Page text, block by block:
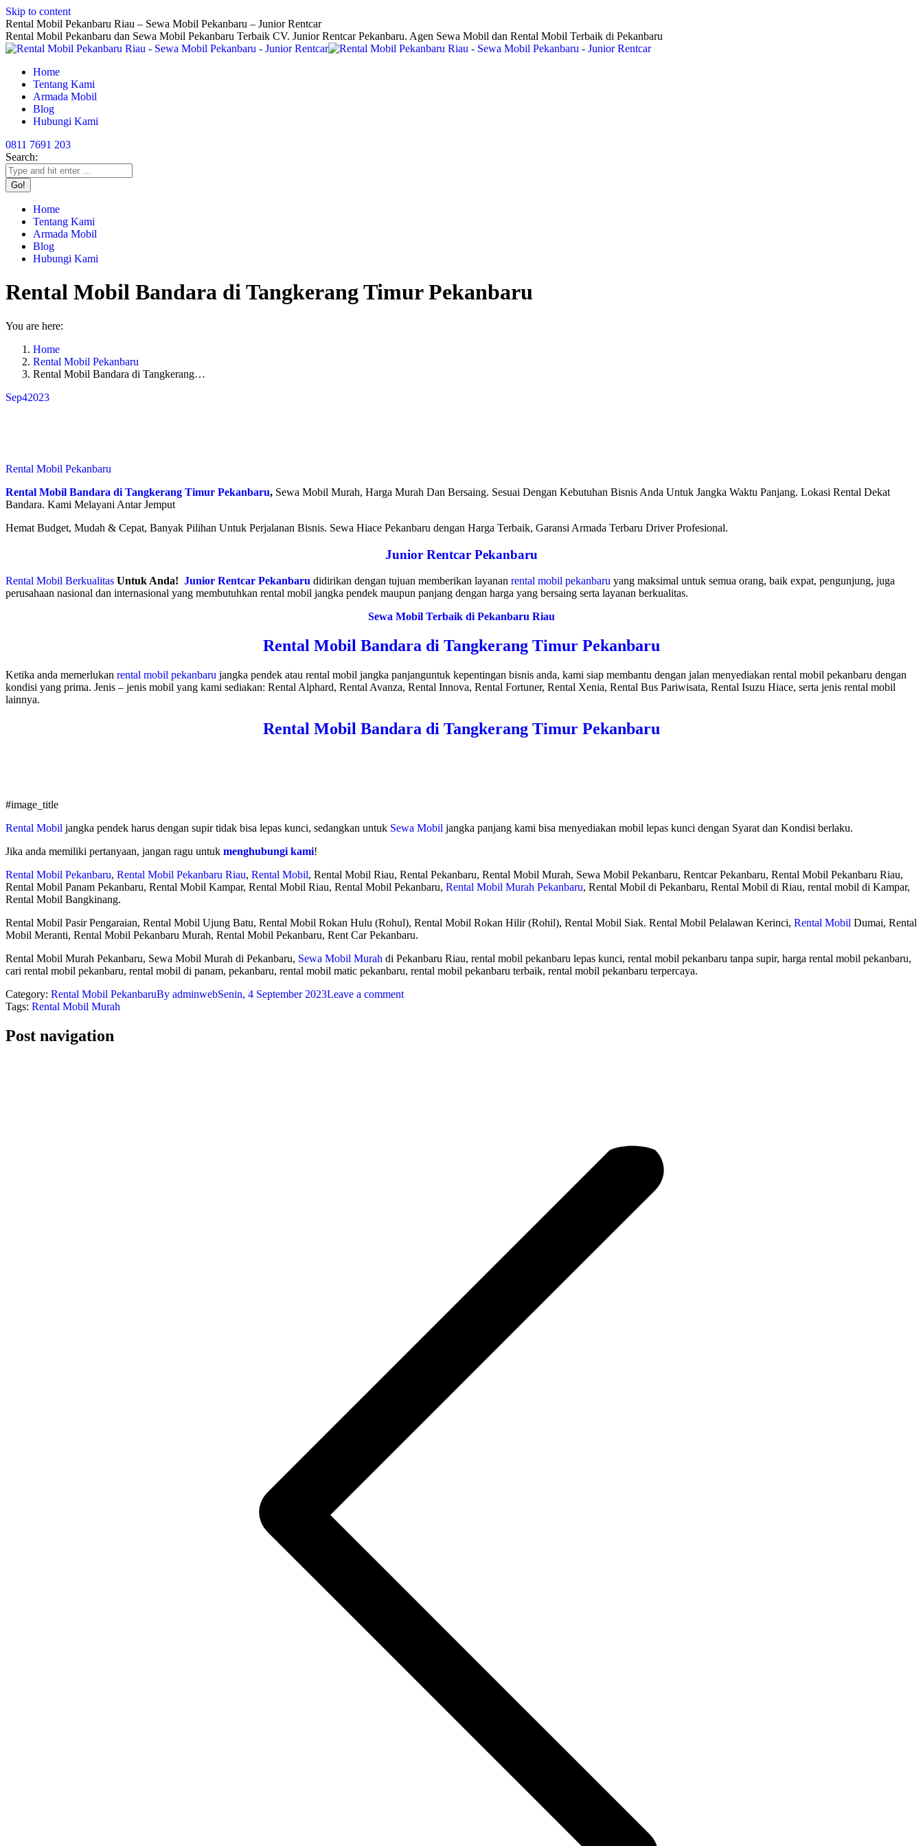
Skip to content
Rental Mobil Pekanbaru Riau – Sewa Mobil Pekanbaru – Junior Rentcar
Rental Mobil Pekanbaru dan Sewa Mobil Pekanbaru Terbaik CV. Junior Rentcar Pekanbaru. Agen Sewa Mobil dan Rental Mobil Terbaik di Pekanbaru
Home
Tentang Kami
Armada Mobil
Blog
Hubungi Kami
0811 7691 203
Search:
Home
Tentang Kami
Armada Mobil
Blog
Hubungi Kami
Rental Mobil Bandara di Tangkerang Timur Pekanbaru
You are here:
Home
Rental Mobil Pekanbaru
Rental Mobil Bandara di Tangkerang…
Sep42023
Rental Mobil Pekanbaru
Rental Mobil Bandara di Tangkerang Timur Pekanbaru, Sewa Mobil Murah, Harga Murah Dan Bersaing. Sesuai Dengan Kebutuhan Bisnis Anda Untuk Jangka Waktu Panjang. Lokasi Rental Dekat
Bandara. Kami Melayani Antar Jemput
Hemat Budget, Mudah & Cepat, Banyak Pilihan Untuk Perjalanan Bisnis. Sewa Hiace Pekanbaru dengan Harga Terbaik, Garansi Armada Terbaru Driver Profesional.
Junior Rentcar Pekanbaru
Rental Mobil Berkualitas Untuk Anda! Junior Rentcar Pekanbaru didirikan dengan tujuan memberikan layanan rental mobil pekanbaru yang maksimal untuk semua orang, baik expat, pengunjung, juga
perusahaan nasional dan internasional yang membutuhkan rental mobil jangka pendek maupun panjang dengan harga yang bersaing serta layanan berkualitas.
Sewa Mobil Terbaik di Pekanbaru Riau
Rental Mobil Bandara di Tangkerang Timur Pekanbaru
Ketika anda memerlukan rental mobil pekanbaru jangka pendek atau rental mobil jangka panjanguntuk kepentingan bisnis anda, kami siap membantu dengan jalan menyediakan rental mobil pekanbaru dengan
kondisi yang prima. Jenis – jenis mobil yang kami sediakan: Rental Alphard, Rental Avanza, Rental Innova, Rental Fortuner, Rental Xenia, Rental Bus Pariwisata, Rental Isuzu Hiace, serta jenis rental mobil
lainnya.
Rental Mobil Bandara di Tangkerang Timur Pekanbaru
#image_title
Rental Mobil jangka pendek harus dengan supir tidak bisa lepas kunci, sedangkan untuk Sewa Mobil jangka panjang kami bisa menyediakan mobil lepas kunci dengan Syarat dan Kondisi berlaku.
Jika anda memiliki pertanyaan, jangan ragu untuk menghubungi kami!
Rental Mobil Pekanbaru, Rental Mobil Pekanbaru Riau, Rental Mobil, Rental Mobil Riau, Rental Pekanbaru, Rental Mobil Murah, Sewa Mobil Pekanbaru, Rentcar Pekanbaru, Rental Mobil Pekanbaru Riau,
Rental Mobil Panam Pekanbaru, Rental Mobil Kampar, Rental Mobil Riau, Rental Mobil Pekanbaru, Rental Mobil Murah Pekanbaru, Rental Mobil di Pekanbaru, Rental Mobil di Riau, rental mobil di Kampar,
Rental Mobil Bangkinang.
Rental Mobil Pasir Pengaraian, Rental Mobil Ujung Batu, Rental Mobil Rokan Hulu (Rohul), Rental Mobil Rokan Hilir (Rohil), Rental Mobil Siak. Rental Mobil Pelalawan Kerinci, Rental Mobil Dumai, Rental
Mobil Meranti, Rental Mobil Pekanbaru Murah, Rental Mobil Pekanbaru, Rent Car Pekanbaru.
Rental Mobil Murah Pekanbaru, Sewa Mobil Murah di Pekanbaru, Sewa Mobil Murah di Pekanbaru Riau, rental mobil pekanbaru lepas kunci, rental mobil pekanbaru tanpa supir, harga rental mobil pekanbaru,
cari rental mobil pekanbaru, rental mobil di panam, pekanbaru, rental mobil matic pekanbaru, rental mobil pekanbaru terbaik, rental mobil pekanbaru terpercaya.
Category: Rental Mobil PekanbaruBy adminwebSenin, 4 September 2023Leave a comment
Tags: Rental Mobil Murah
Post navigation